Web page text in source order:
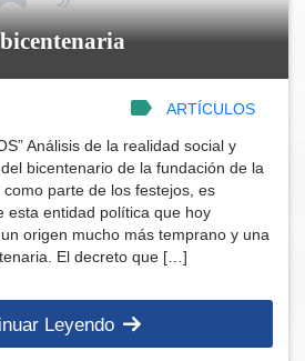
ARTÍCULOS
Análisis de la realidad social y
bicentenario de la fundación de la
parte de los festejos, es
esta entidad política que hoy
origen mucho más temprano y una
El decreto que […]
Leyendo